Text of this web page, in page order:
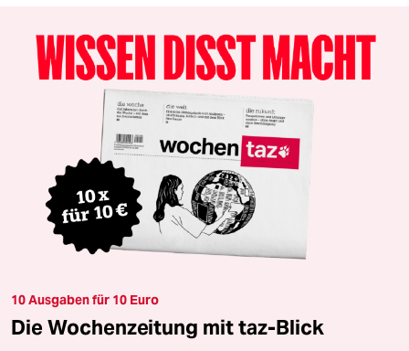
10 Ausgaben für 10 Euro
Die Wochenzeitung mit taz-Blick